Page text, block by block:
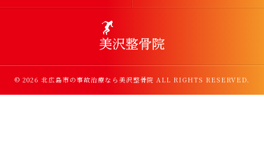
© 2026 北広島市の事故治療なら美沢整骨院 ALL RIGHTS RESERVED.